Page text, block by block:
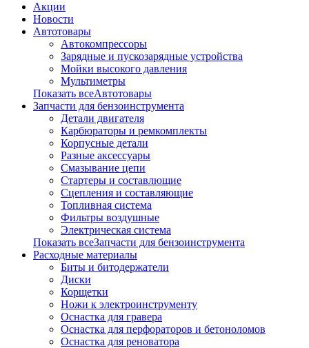
Акции
Новости
Автотовары
Автокомпрессоры
Зарядные и пускозарядные устройства
Мойки высокого давления
Мультиметры
Показать всеАвтотовары
Запчасти для бензоинструмента
Детали двигателя
Карбюраторы и ремкомплекты
Корпусные детали
Разные аксессуары
Смазывание цепи
Стартеры и составлющие
Сцепления и составляющие
Топливная система
Фильтры воздушные
Электрическая система
Показать всеЗапчасти для бензоинструмента
Расходные материалы
Биты и битодержатели
Диски
Корщетки
Ножи к электроинструменту
Оснастка для гравера
Оснастка для перфораторов и бетоноломов
Оснастка для реноватора